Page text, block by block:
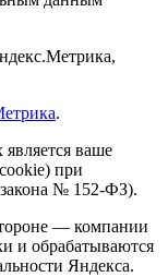
.
ваше
при
закона № 152-ФЗ).
— компании
и обрабатываются
Яндекса.